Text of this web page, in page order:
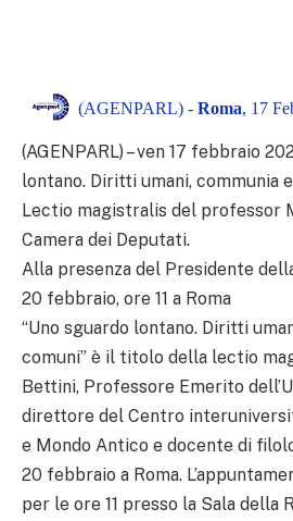
(AGENPARL) - Roma, 17
(AGENPARL) – ven 17 febbraio
lontano. Diritti umani, communia
Lectio magistralis del professor
Camera dei Deputati.
Alla presenza del Presidente
20 febbraio, ore 11 a Roma
“Uno sguardo lontano. Diritti
comuni” è il titolo della lectio
Bettini, Professore Emerito
direttore del Centro
e Mondo Antico e docente di
20 febbraio a Roma.
per le ore 11 presso la Sala della